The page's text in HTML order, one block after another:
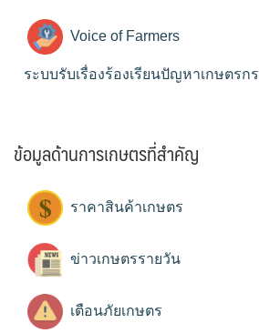
Voice of Farmers
ระบบรับเรื่องร้องเรียนปัญหาเกษตรกร
ข้อมูลด้านการเกษตรที่สำคัญ
ราคาสินค้าเกษตร
ข่าวเกษตรรายวัน
เตือนภัยเกษตร